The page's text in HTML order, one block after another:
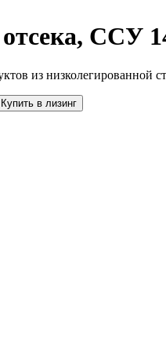
отсека, ССУ
из
Купить в лизинг